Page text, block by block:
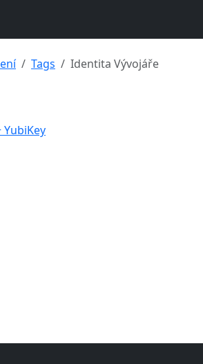
Tags Identita Vývojáře